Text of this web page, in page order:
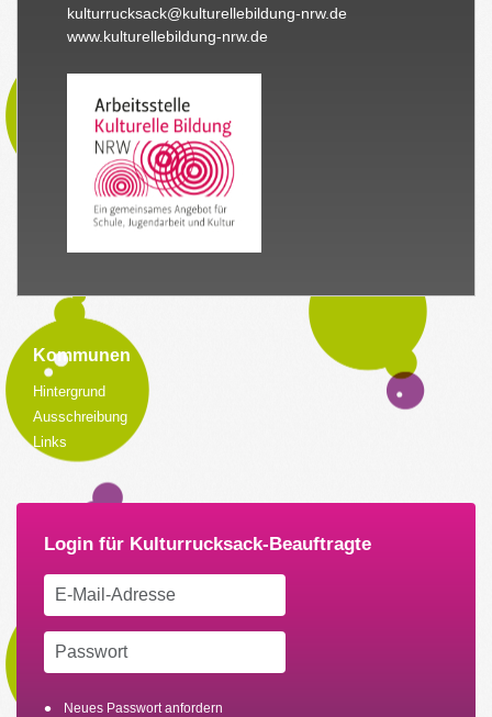
kulturrucksack@kulturellebildung-nrw.de
www.kulturellebildung-nrw.de
Kommunen
Hintergrund
Ausschreibung
Links
Neues Passwort anfordern